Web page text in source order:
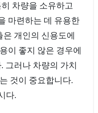
차량을 소유하고
마련하는 데 유용한
개인의 신용도에
이 좋지 않은 경우에
그러나 차량의 가치
것이 중요합니다.
다.